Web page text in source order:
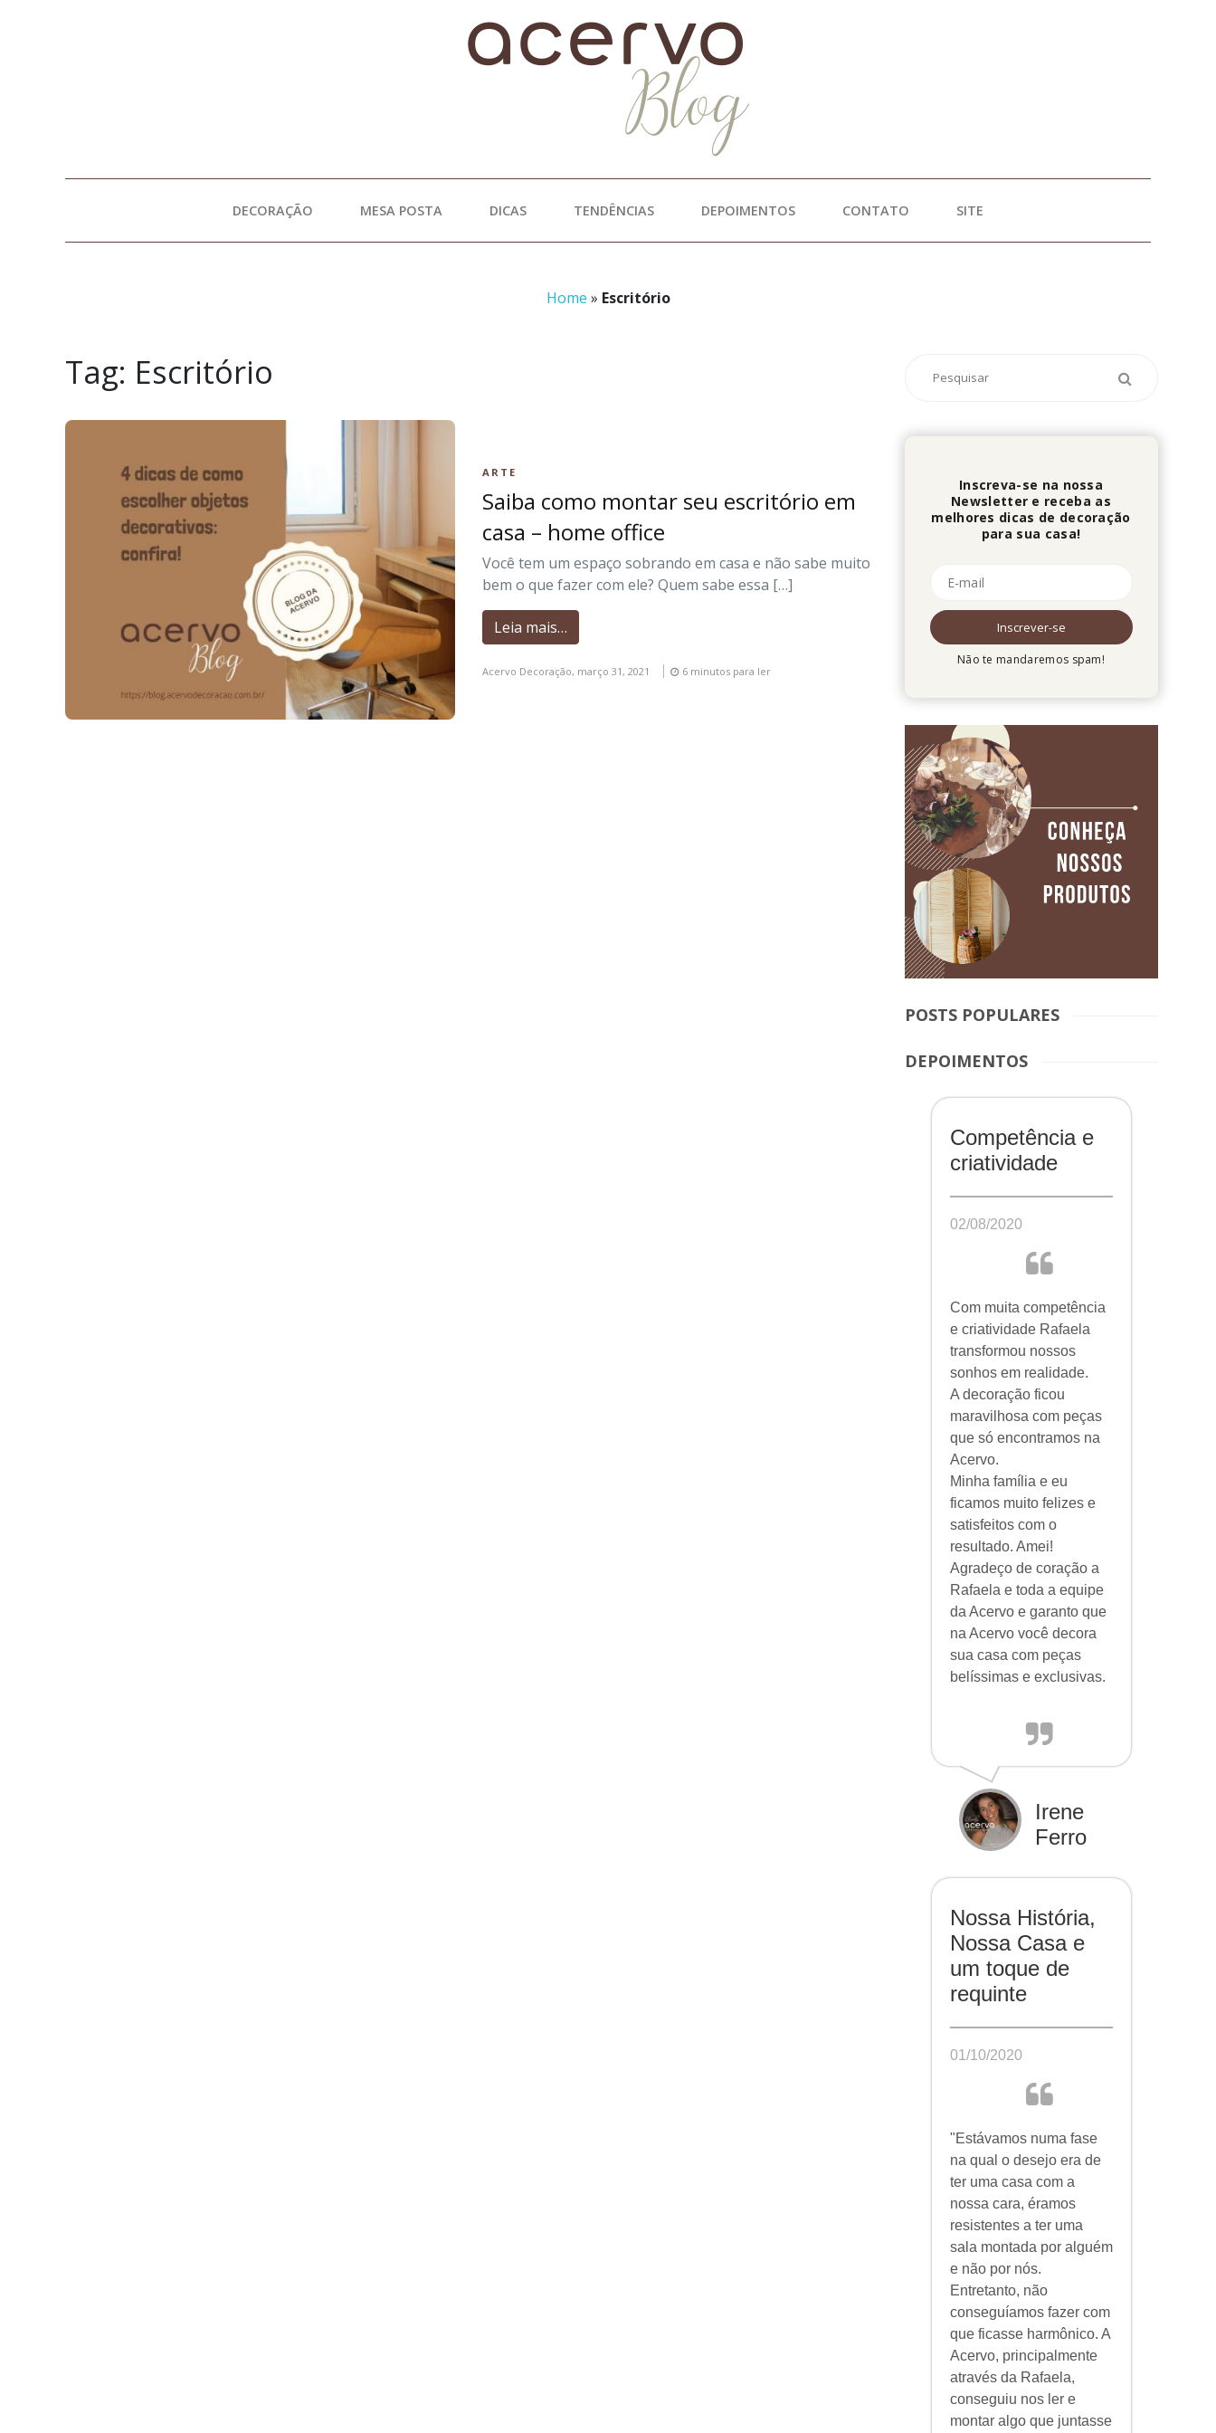
DECORAÇÃO MESA POSTA DICAS TENDÊNCIAS DEPOIMENTOS CONTATO SITE
Home » Escritório
Tag: Escritório
ARTE
Saiba como montar seu escritório em
casa – home office
Você tem um espaço sobrando em casa e não sabe muito
bem o que fazer com ele? Quem sabe essa […]
Leia mais…
Acervo Decoração, março 31, 2021 6 minutos para ler
Inscreva-se na nossa
Newsletter e receba as
melhores dicas de decoração
para sua casa!
Não te mandaremos spam!
POSTS POPULARES
DEPOIMENTOS
Competência e
criatividade
02/08/2020
Com muita competência
e criatividade Rafaela
transformou nossos
sonhos em realidade.
A decoração ficou
maravilhosa com peças
que só encontramos na
Acervo.
Minha família e eu
ficamos muito felizes e
satisfeitos com o
resultado. Amei!
Agradeço de coração a
Rafaela e toda a equipe
da Acervo e garanto que
na Acervo você decora
sua casa com peças
belíssimas e exclusivas.
Irene
Ferro
Nossa História,
Nossa Casa e
um toque de
requinte
01/10/2020
"Estávamos numa fase
na qual o desejo era de
ter uma casa com a
nossa cara, éramos
resistentes a ter uma
sala montada por alguém
e não por nós.
Entretanto, não
conseguíamos fazer com
que ficasse harmônico. A
Acervo, principalmente
através da Rafaela,
conseguiu nos ler e
montar algo que juntasse